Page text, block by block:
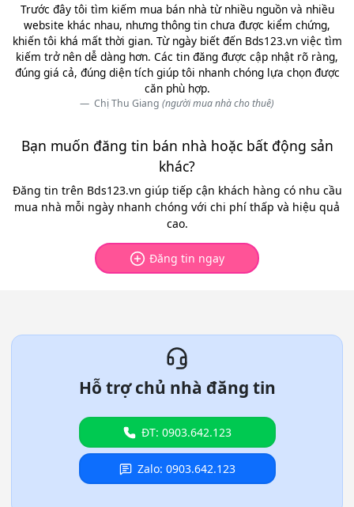
Trước đây tôi tìm kiếm mua bán nhà từ nhiều nguồn và nhiều
website khác nhau, nhưng thông tin chưa được kiểm chứng,
khiến tôi khá mất thời gian. Từ ngày biết đến Bds123.vn việc tìm
kiếm trở nên dễ dàng hơn. Các tin đăng được cập nhật rõ ràng,
đúng giá cả, đúng diện tích giúp tôi nhanh chóng lựa chọn được
căn phù hợp.
Chị Thu Giang (người mua nhà cho thuê)
Bạn muốn đăng tin bán nhà hoặc bất động sản
khác?
Đăng tin trên Bds123.vn giúp tiếp cận khách hàng có nhu cầu
mua nhà mỗi ngày nhanh chóng với chi phí thấp và hiệu quả
cao.
Đăng tin ngay
Hỗ trợ chủ nhà đăng tin
ĐT: 0903.642.123
Zalo: 0903.642.123